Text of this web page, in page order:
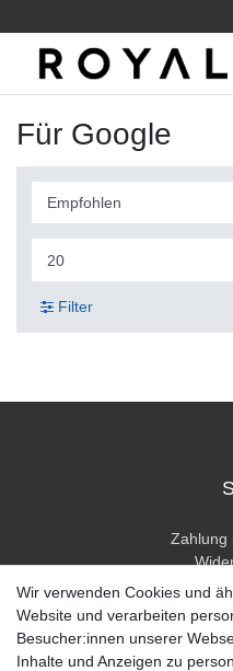
Für Google
Filter
Zahlung
Wir verwenden Cookies und
Website und verarbeiten
Besucher:innen unserer
Inhalte und Anzeigen zu